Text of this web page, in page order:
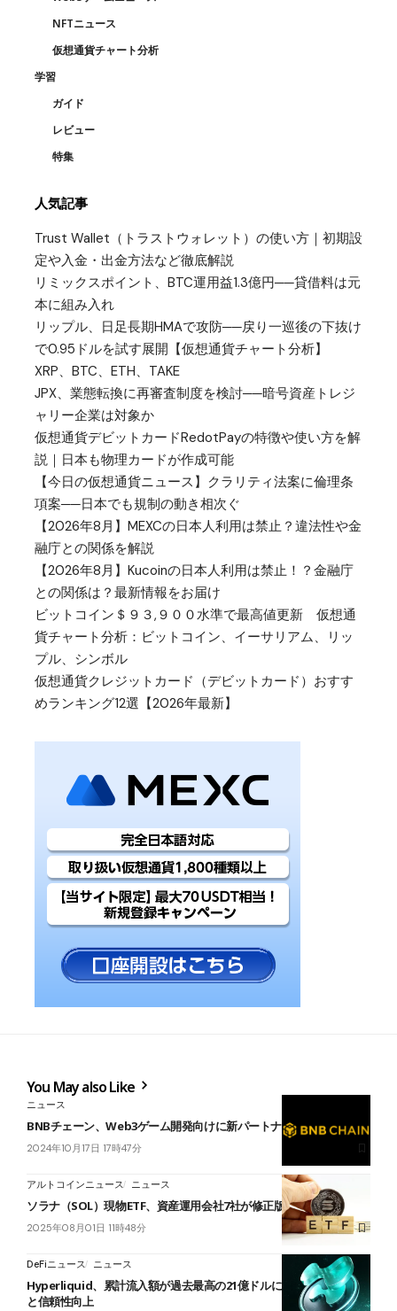
NFTニュース
仮想通貨チャート分析
学習
ガイド
レビュー
特集
人気記事
Trust Wallet（トラストウォレット）の使い方｜初期設
定や入金・出金方法など徹底解説
リミックスポイント、BTC運用益1.3億円──貸借料は元
本に組み入れ
リップル、日足長期HMAで攻防──戻り一巡後の下抜け
で0.95ドルを試す展開【仮想通貨チャート分析】
XRP、BTC、ETH、TAKE
JPX、業態転換に再審査制度を検討──暗号資産トレジ
ャリー企業は対象か
仮想通貨デビットカードRedotPayの特徴や使い方を解
説｜日本も物理カードが作成可能
【今日の仮想通貨ニュース】クラリティ法案に倫理条
項案──日本でも規制の動き相次ぐ
【2026年8月】MEXCの日本人利用は禁止？違法性や金
融庁との関係を解説
【2026年8月】Kucoinの日本人利用は禁止！？金融庁
との関係は？最新情報をお届け
ビットコイン＄９３,９００水準で最高値更新 仮想通
貨チャート分析：ビットコイン、イーサリアム、リッ
プル、シンボル
仮想通貨クレジットカード（デビットカード）おすす
めランキング12選【2026年最新】
You May also Like
ニュース
BNBチェーン、Web3ゲーム開発向けに新パートナーシップ提携
2024年10月17日 17時47分
アルトコインニュース ニュース
ソラナ（SOL）現物ETF、資産運用会社7社が修正版S-1を一斉提出
2025年08月01日 11時48分
DeFiニュース ニュース
Hyperliquid、累計流入額が過去最高の21億ドルに到達──取引拡大
と信頼性向上